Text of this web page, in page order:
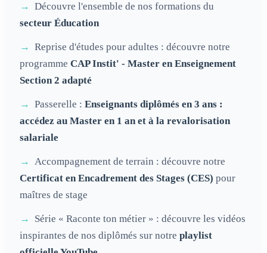
Découvre l'ensemble de nos formations du
secteur Éducation
Reprise d'études pour adultes : découvre notre
programme CAP Instit' - Master en Enseignement
Section 2 adapté
Passerelle : Enseignants diplômés en 3 ans :
accédez au Master en 1 an et à la revalorisation
salariale
Accompagnement de terrain : découvre notre
Certificat en Encadrement des Stages (CES) pour
maîtres de stage
Série « Raconte ton métier » : découvre les vidéos
inspirantes de nos diplômés sur notre playlist